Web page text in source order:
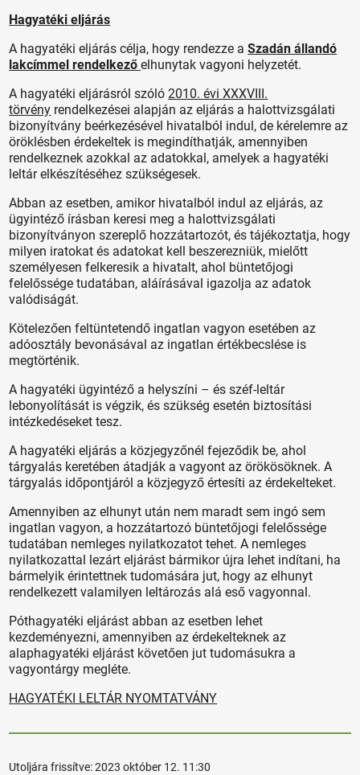
Hagyatéki eljárás
A hagyatéki eljárás célja, hogy rendezze aSzadán állandó
lakcímmel rendelkezőelhunytak vagyoni helyzetét.
A hagyatéki eljárásról szóló2010. évi XXXVIII.
törvény rendelkezései alapján az eljárás a halottvizsgálati
bizonyítvány beérkezésével hivatalból indul, de kérelemre az
öröklésben érdekeltek is megindíthatják, amennyiben
rendelkeznek azokkal az adatokkal, amelyek a hagyatéki
leltár elkészítéséhez szükségesek.
Abban az esetben, amikor hivatalból indul az eljárás, az
ügyintéző írásban keresi meg a halottvizsgálati
bizonyítványon szereplő hozzátartozót, és tájékoztatja, hogy
milyen iratokat és adatokat kell beszerezniük, mielőtt
személyesen felkeresik a hivatalt, ahol büntetőjogi
felelőssége tudatában, aláírásával igazolja az adatok
valódiságát.
Kötelezően feltüntetendő ingatlan vagyon esetében az
adóosztály bevonásával az ingatlan értékbecslése is
megtörténik.
A hagyatéki ügyintéző a helyszíni – és széf-leltár
lebonyolítását is végzik, és szükség esetén biztosítási
intézkedéseket tesz.
A hagyatéki eljárás a közjegyzőnél fejeződik be, ahol
tárgyalás keretében átadják a vagyont az örökösöknek. A
tárgyalás időpontjáról a közjegyző értesíti az érdekelteket.
Amennyiben az elhunyt után nem maradt sem ingó sem
ingatlan vagyon, a hozzátartozó büntetőjogi felelőssége
tudatában nemleges nyilatkozatot tehet. A nemleges
nyilatkozattal lezárt eljárást bármikor újra lehet indítani, ha
bármelyik érintettnek tudomására jut, hogy az elhunyt
rendelkezett valamilyen leltározás alá eső vagyonnal.
Póthagyatéki eljárást abban az esetben lehet
kezdeményezni, amennyiben az érdekelteknek az
alaphagyatéki eljárást követően jut tudomásukra a
vagyontárgy megléte.
HAGYATÉKI LELTÁR NYOMTATVÁNY
Utoljára frissítve:2023 október 12. 11:30